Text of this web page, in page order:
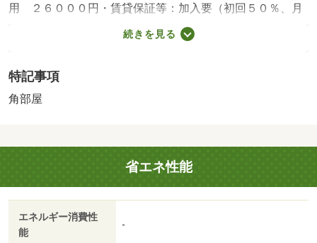
用 ２６０００円・賃貸保証等：加入要（初回５０％、月
次１．５％）・鍵交換代：あり２４，２００円～/害虫防
除・光触媒コー 45100円/24時間サポート 16500円/室内消
続きを見る
特記事項
角部屋
省エネ性能
エネルギー消費性
能
-